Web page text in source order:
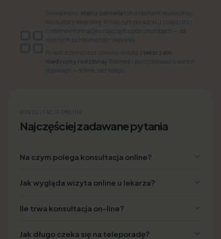
Świadomość stanu zdrowia to fundament skutecznej
konsultacji lekarskiej. W naszym poradniku znajdziesz
rzetelne informacje o najczęstszych chorobach — od
skórnych po Hashimoto i depresję.
Po lekturze możesz umówić wizytę z lekarzem
medycyny rodzinnej Telemedi i porozmawiać o swoich
objawach — online, bez kolejki.
KONSULTACJA ONLINE
Najczęściej zadawane pytania
Na czym polega konsultacja online?
Jak wygląda wizyta online u lekarza?
Ile trwa konsultacja on-line?
Jak długo czeka się na teleporadę?